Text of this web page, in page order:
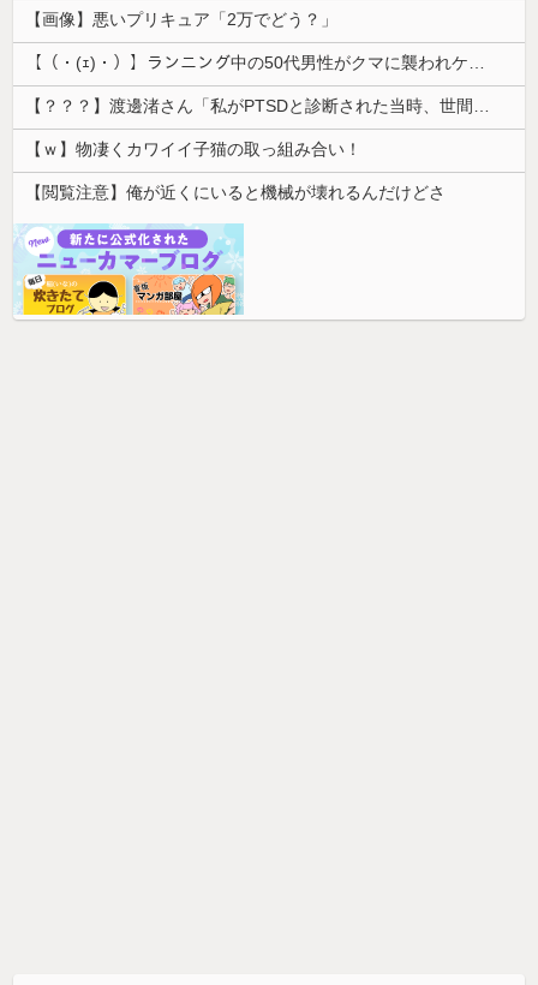
【画像】悪いプリキュア「2万でどう？」
【（・(ｪ)・）】ランニング中の50代男性がクマに襲われケガ 体長約1.3メートルのツキノワグマに腕や足をかまれる 岐阜・高山市
【？？？】渡邊渚さん「私がPTSDと診断された当時、世間はまだPTSDという言葉は浸透されていませんでした」
【ｗ】物凄くカワイイ子猫の取っ組み合い！
【閲覧注意】俺が近くにいると機械が壊れるんだけどさ